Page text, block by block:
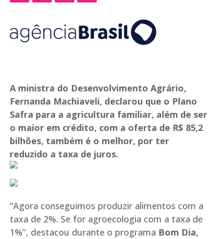
A ministra do Desenvolvimento Agrário,
Fernanda Machiaveli, declarou que o Plano
Safra para a agricultura familiar, além de ser
o maior em crédito, com a oferta de R$ 85,2
bilhões, também é o melhor, por ter
reduzido a taxa de juros.
“Agora conseguimos produzir alimentos com a
taxa de 2%. Se for agroecologia com a taxa de
1%”, destacou durante o programa Bom Dia,